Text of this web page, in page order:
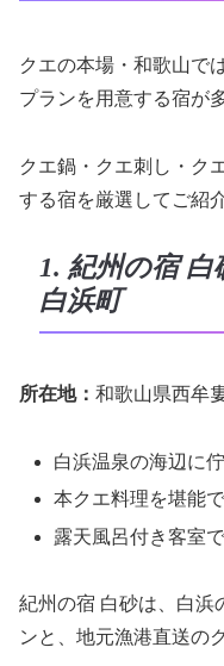
クエの本場・和歌山で
プランを用意する宿が
クエ鍋・クエ刺し・ク
する宿を厳選してご紹
1. 紀州の宿
白浜町
所在地： 和歌山県西牟
白浜温泉の海辺に
本クエ料理を堪能
露天風呂付き客室
紀州の宿 白砂は、白浜
ンと、地元漁港直送の